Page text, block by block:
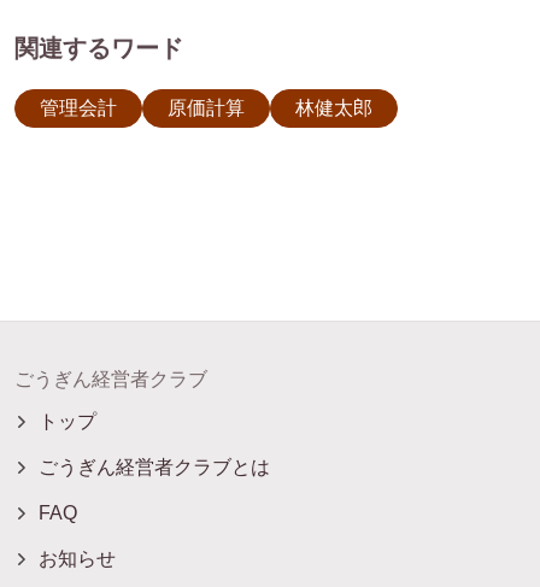
関連するワード
管理会計 原価計算 林健太郎
ごうぎん経営者クラブ
トップ
ごうぎん経営者クラブとは
FAQ
お知らせ